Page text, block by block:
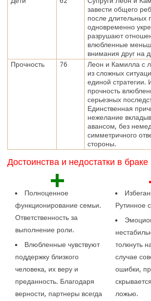
завести общего
после длительных
одновременно
разрушают
влюбленные
внимания друг на
Прочность
76
Леон и Камилла с
из сложных
единой стратегии.
прочность
серьезных
Единственная
нежелание
авансом, без
симметричного
стороны.
Достоинства и недостатки в браке
+
Полноценное
функционирование семьи.
Ответственность за
выполнение роли.
Влюбленные чувствуют
поддержку близкого
человека, их веру и
преданность. Благодаря
верности, партнеры всегда
Рутинное
толкнуть
случае
ошибки,
ложью.